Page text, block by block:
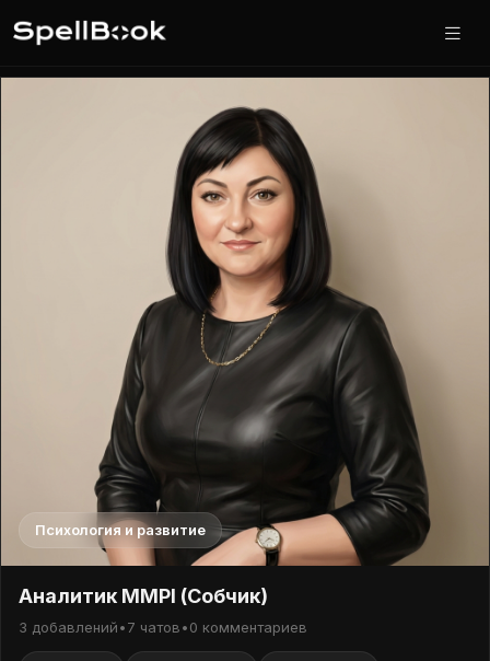
Психология и развитие
Аналитик MMPI (Собчик)
3 добавлений•7 чатов•0 комментариев